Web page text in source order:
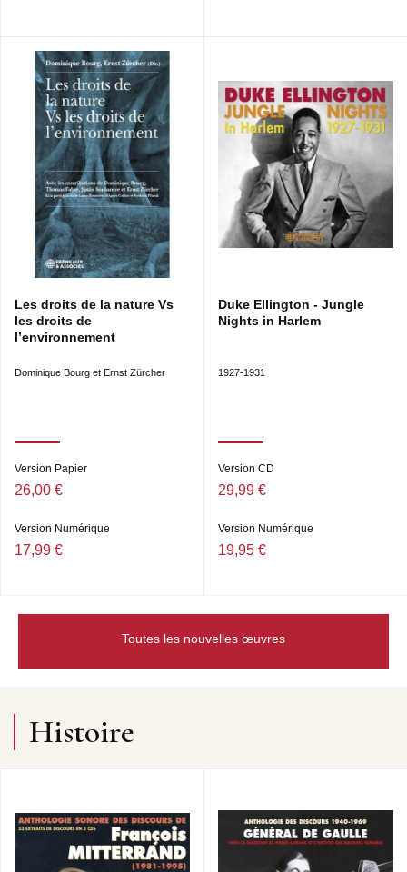
Les droits de la nature Vs
les droits de
l’environnement
Dominique Bourg et Ernst Zürcher
Version Papier
26,00 €
Version Numérique
17,99 €
Duke Ellington - Jungle
Nights in Harlem
1927-1931
Version CD
29,99 €
Version Numérique
19,95 €
Toutes les nouvelles œuvres
Histoire